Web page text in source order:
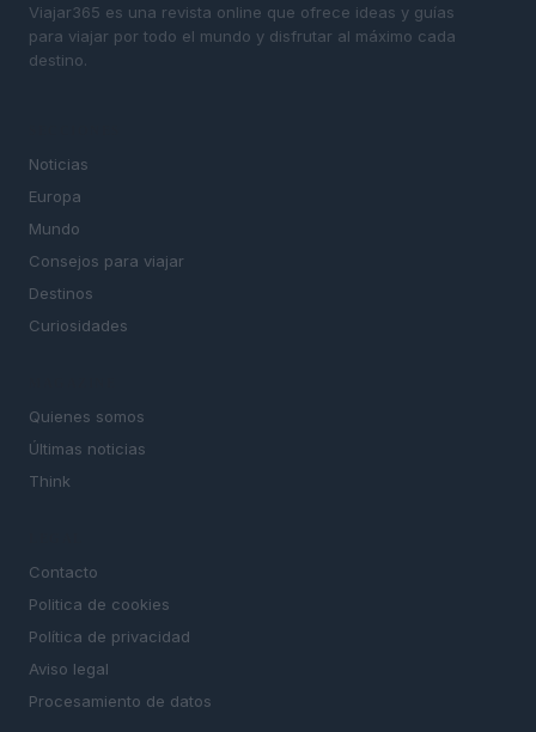
Viajar365 es una revista online que ofrece ideas y guías
para viajar por todo el mundo y disfrutar al máximo cada
destino.
Noticias
Europa
Mundo
Consejos para viajar
Destinos
Curiosidades
Quienes somos
Últimas noticias
Think
Contacto
Politica de cookies
Política de privacidad
Aviso legal
Procesamiento de datos